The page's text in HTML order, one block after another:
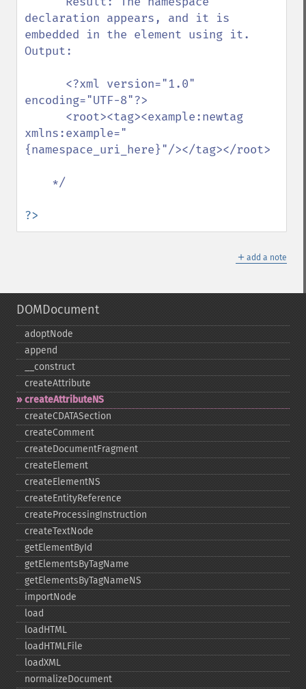
declaration appears, and it is
embedded in the element using it.
Output:
encoding="UTF-8"?>
xmlns:example="
{namespace_uri_here}"/></tag></root>
?>
＋ add a note
DOMDocument
adoptNode
append
_​_​construct
createAttribute
createAttributeNS
createCDATASection
createComment
createDocumentFragment
createElement
createElementNS
createEntityReference
createProcessingInstruction
createTextNode
getElementById
getElementsByTagName
getElementsByTagNameNS
importNode
load
loadHTML
loadHTMLFile
loadXML
normalizeDocument